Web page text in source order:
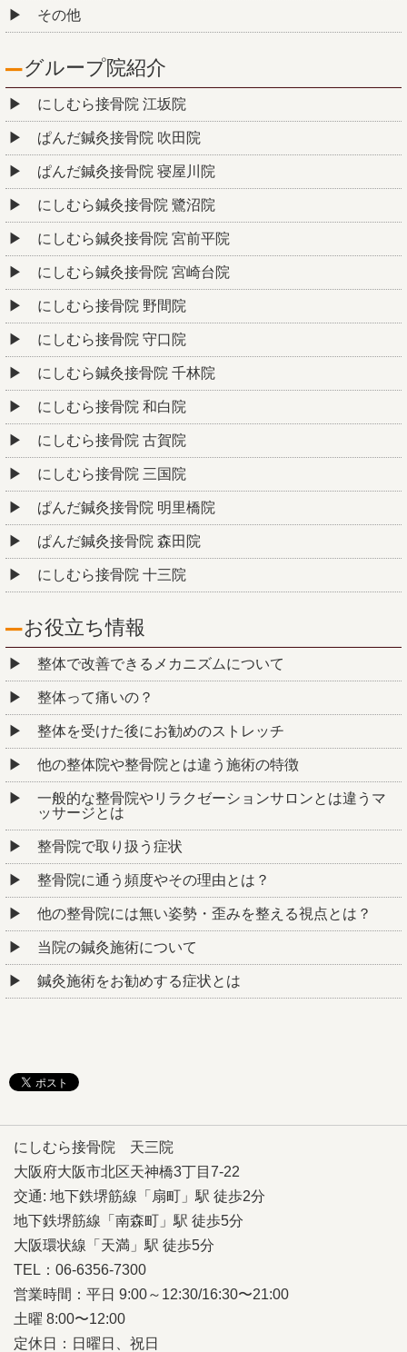
その他
グループ院紹介
にしむら接骨院 江坂院
ぱんだ鍼灸接骨院 吹田院
ぱんだ鍼灸接骨院 寝屋川院
にしむら鍼灸接骨院 鷺沼院
にしむら鍼灸接骨院 宮前平院
にしむら鍼灸接骨院 宮崎台院
にしむら接骨院 野間院
にしむら接骨院 守口院
にしむら鍼灸接骨院 千林院
にしむら接骨院 和白院
にしむら接骨院 古賀院
にしむら接骨院 三国院
ぱんだ鍼灸接骨院 明里橋院
ぱんだ鍼灸接骨院 森田院
にしむら接骨院 十三院
お役立ち情報
整体で改善できるメカニズムについて
整体って痛いの？
整体を受けた後にお勧めのストレッチ
他の整体院や整骨院とは違う施術の特徴
一般的な整骨院やリラクゼーションサロンとは違うマ
ッサージとは
整骨院で取り扱う症状
整骨院に通う頻度やその理由とは？
他の整骨院には無い姿勢・歪みを整える視点とは？
当院の鍼灸施術について
鍼灸施術をお勧めする症状とは
にしむら接骨院 天三院
大阪府大阪市北区天神橋3丁目7-22
交通: 地下鉄堺筋線「扇町」駅 徒歩2分
地下鉄堺筋線「南森町」駅 徒歩5分
大阪環状線「天満」駅 徒歩5分
TEL：06-6356-7300
営業時間：平日 9:00～12:30/16:30〜21:00
土曜 8:00〜12:00
定休日：日曜日、祝日